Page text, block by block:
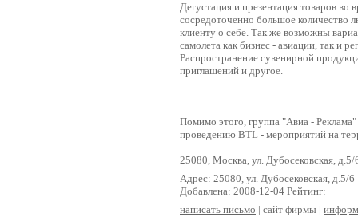
Дегустация и презентация товаров во
сосредоточенно большое количество
клиенту о себе. Так же возможны
самолета как бизнес - авиации, так и
Распространение сувенирной
приглашений и другое.
Помимо этого, группа "Авиа -
проведению BTL - мероприятий на
25080, Москва, ул. Дубосековская, д.5/
Адрес: 25080, ул. Дубосековская, д.5/6
Добавлена: 2008-12-04 Рейтинг:
написать письмо | сайт фирмы |